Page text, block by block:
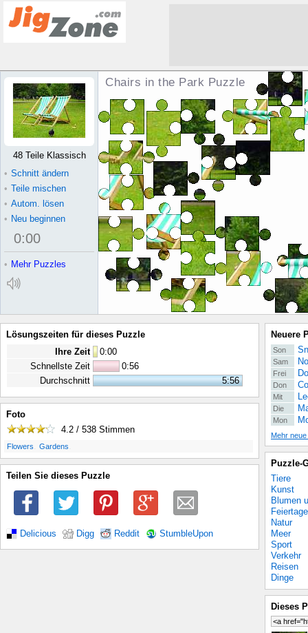
Chairs in the Park Puzzle
48 Teile Klassisch
• Schnitt ändern
• Teile mischen
• Autom. lösen
• Neu beginnen
0:00
• Mehr Puzzles
Lösungszeiten für dieses Puzzle
Ihre Zeit
0:00
Schnellste Zeit
0:56
Durchschnitt
5:56
Foto
4.2 / 538 Stimmen
Flowers Gardens
Teilen Sie dieses Puzzle
Delicious Digg Reddit StumbleUpon
Neuere
Son
Sam
Frei
Don
Mit
Die
Mon
Mehr
Puzzle-
Tiere
Kunst
Blumen
Feiertage
Natur
Meer
Sport
Verkehr
Reisen
Dinge
Dieses